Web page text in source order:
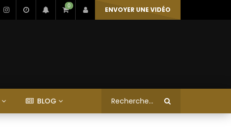
0 ENVOYER UNE VIDÉO
BLOG